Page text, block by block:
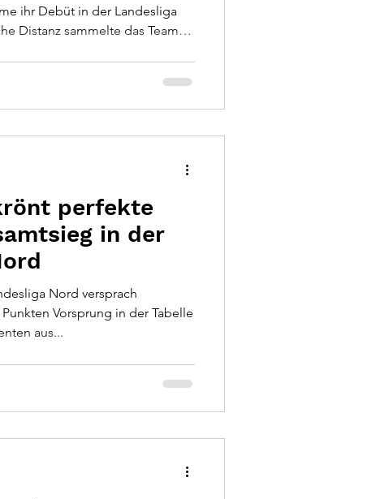
ihr Debüt in der Landesliga
Distanz sammelte das Team
Starts.
perfekte
in der
Nord versprach
Vorsprung in der Tabelle
aus...